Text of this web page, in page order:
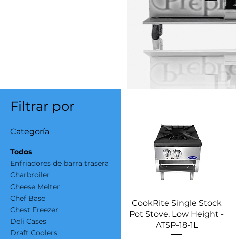
Filtrar por
Categoría
Todos
Enfriadores de barra trasera
Charbroiler
Cheese Melter
Chef Base
Chest Freezer
Deli Cases
Draft Coolers
Vista rápida
CookRite Single Stock
Pot Stove, Low Height -
ATSP-18-1L